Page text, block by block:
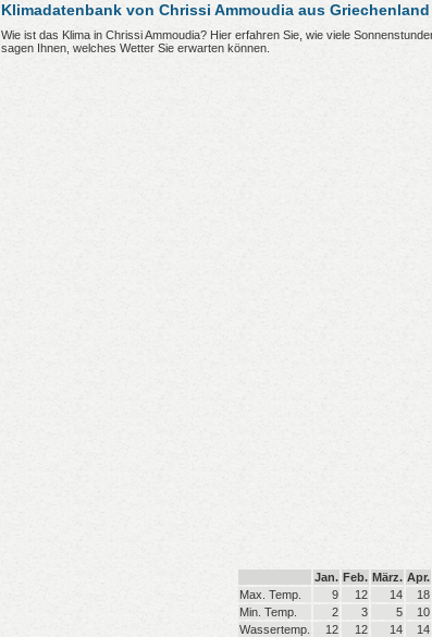
Klimadatenbank von Chrissi Ammoudia aus Griechenland
Wie ist das Klima in Chrissi Ammoudia? Hier erfahren Sie, wie viele
sagen Ihnen, welches Wetter Sie erwarten können.
Jan. Feb. März. Apr.
Max. Temp.
9 12 14 18
Min. Temp.
2 3 5 10
Wassertemp.
12 12 14 14